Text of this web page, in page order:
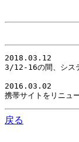
2018.03.12
3/12-16の間、シス
2016.03.02
携帯サイトをリニュ
戻る